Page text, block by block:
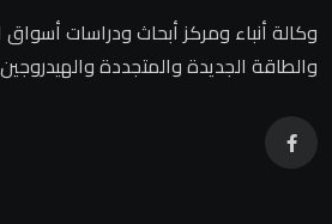
وكالة أنباء ومركز أبحاث ودراسات أسواق
والطاقة الجديدة والمتجددة والهيدروجين